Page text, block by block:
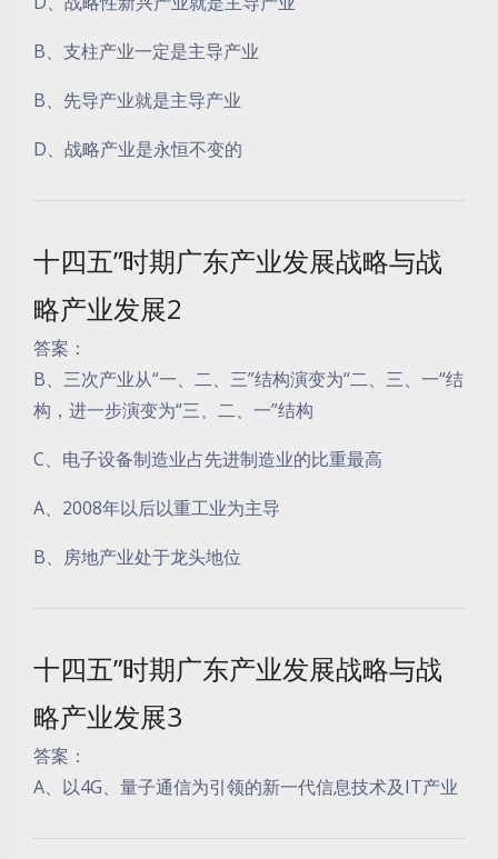
B、支柱产业一定是主导产业
B、先导产业就是主导产业
D、战略产业是永恒不变的
十四五”时期广东产业发展战略与战
略产业发展2
答案：
B、三次产业从“一、二、三”结构演变为“二、三、一“结
构，进一步演变为“三、二、一”结构
C、电子设备制造业占先进制造业的比重最高
A、2008年以后以重工业为主导
B、房地产业处于龙头地位
十四五”时期广东产业发展战略与战
略产业发展3
答案：
A、以4G、量子通信为引领的新一代信息技术及IT产业